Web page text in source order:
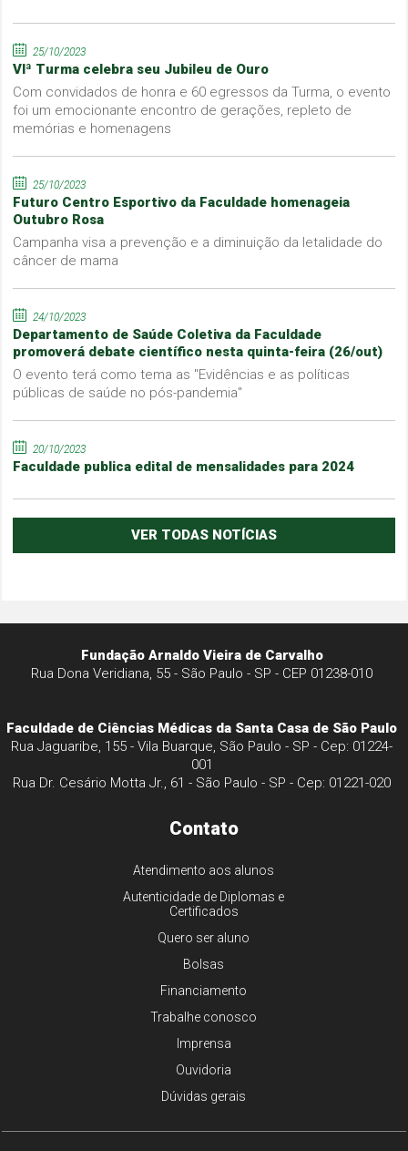
25/10/2023
VIª Turma celebra seu Jubileu de Ouro
Com convidados de honra e 60 egressos da Turma, o evento
foi um emocionante encontro de gerações, repleto de
memórias e homenagens
25/10/2023
Futuro Centro Esportivo da Faculdade homenageia
Outubro Rosa
Campanha visa a prevenção e a diminuição da letalidade do
câncer de mama
24/10/2023
Departamento de Saúde Coletiva da Faculdade
promoverá debate científico nesta quinta-feira (26/out)
O evento terá como tema as "Evidências e as políticas
públicas de saúde no pós-pandemia"
20/10/2023
Faculdade publica edital de mensalidades para 2024
VER TODAS NOTÍCIAS
Fundação Arnaldo Vieira de Carvalho
Rua Dona Veridiana, 55 - São Paulo - SP - CEP 01238-010
Faculdade de Ciências Médicas da Santa Casa de São Paulo
Rua Jaguaribe, 155 - Vila Buarque, São Paulo - SP - Cep: 01224-
001
Rua Dr. Cesário Motta Jr., 61 - São Paulo - SP - Cep: 01221-020
Contato
Atendimento aos alunos
Autenticidade de Diplomas e
Certificados
Quero ser aluno
Bolsas
Financiamento
Trabalhe conosco
Imprensa
Ouvidoria
Dúvidas gerais